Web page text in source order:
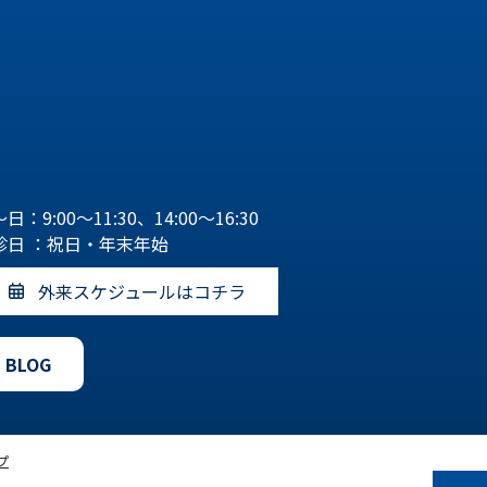
日：9:00～11:30、14:00～16:30
日 ：祝日・年末年始
外来スケジュールはコチラ
BLOG